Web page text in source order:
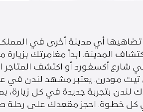
تضاهيها أي مدينة أخرى في
المدينة. ابدأ مغامرتك بزيارة
شارع أكسفورد أو اكتشف
تيت مودرن. يعتبر مشهد لندن
بتجربة جديدة في كل زيارة،
كل خطوة. احجز مقعدك على رحلة